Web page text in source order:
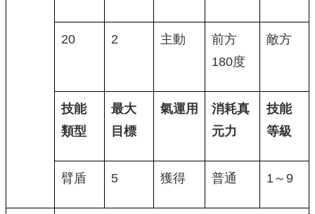
20 2 主動
前方
180度
敵方
技能
類型
最大
目標
氣運用
消耗真
元力
技能
等級
臂盾 5 獲得 普通 1～9